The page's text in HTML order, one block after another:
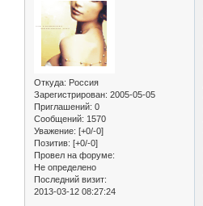
Откуда: Россия
Зарегистрирован: 2005-05-05
Приглашений: 0
Сообщений: 1570
Уважение: [+0/-0]
Позитив: [+0/-0]
Провел на форуме:
Не определено
Последний визит:
2013-03-12 08:27:24